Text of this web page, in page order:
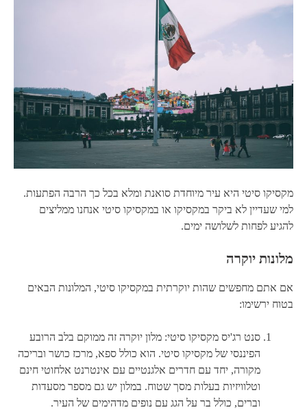
מקסיקו סיטי היא עיר מיוחדת סואנת ומלא בכל כך הרבה הפתעות.
למי שעדיין לא ביקר במקסיקו או במקסיקו סיטי אנחנו ממליצים
להגיע לפחות לשלושה ימים.
מלונות יוקרה
אם אתם מחפשים שהות יוקרתית במקסיקו סיטי, המלונות הבאים
בטוח ירשימו:
סנט רג'יס מקסיקו סיטי: מלון יוקרה זה ממוקם בלב הרובע
הפיננסי של מקסיקו סיטי. הוא כולל ספא, מרכז כושר ובריכה
מקורה, יחד עם חדרים אלגנטיים עם אינטרנט אלחוטי חינם
וטלוויזיות בעלות מסך שטוח. במלון יש גם מספר מסעדות
וברים, כולל בר על הגג עם נופים מדהימים של העיר.